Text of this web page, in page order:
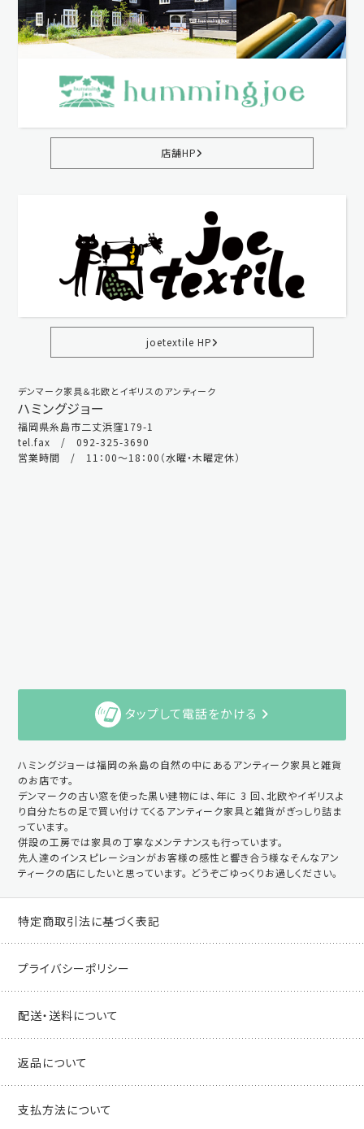
店舗HP
joetextile HP
デンマーク家具＆北欧とイギリスのアンティーク
ハミングジョー
福岡県糸島市二丈浜窪179-1
tel.fax / 092-325-3690
営業時間 / 11：00～18：00（水曜・木曜定休）
タップして電話をかける
ハミングジョーは福岡の糸島の自然の中にあるアンティーク家具と雑貨
のお店です。
デンマークの古い窓を使った黒い建物には、年に 3 回、北欧やイギリスよ
り自分たちの足で買い付けてくるアンティーク家具と雑貨がぎっしり詰ま
っています。
併設の工房では家具の丁寧なメンテナンスも行っています。
先人達のインスピレーションがお客様の感性と響き合う様なそんなアン
ティークの店にしたいと思っています。 どうぞごゆっくりお過しください。
特定商取引法に基づく表記
プライバシーポリシー
配送・送料について
返品について
支払方法について